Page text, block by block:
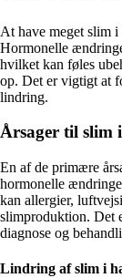
At have meget slim
Hormonelle
hvilket kan føles
op. Det er vigtigt at
lindring.
Årsager til slim
En af de primære
hormonelle
kan allergier,
slimproduktion. Det
diagnose og
Lindring af slim i